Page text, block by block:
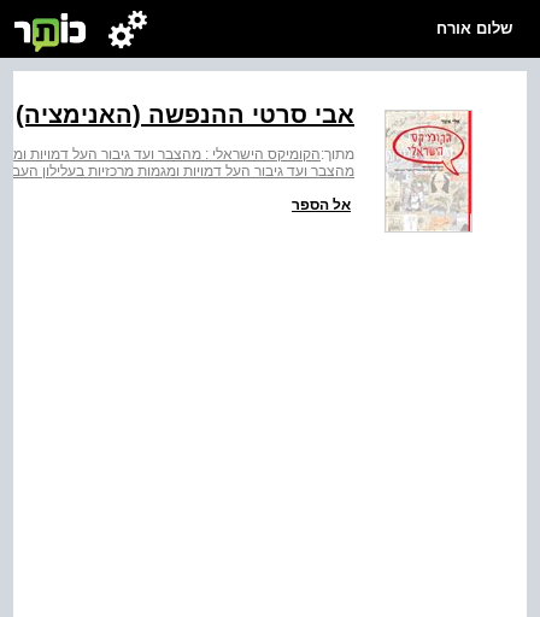
שלום אורח
אבי סרטי ההנפשה (האנימציה)
מתוך:הקומיקס הישראלי : מהצבר ועד גיבור העל דמויות ומגמות
מהצבר ועד גיבור העל דמויות ומגמות מרכזיות בעלילון העברי 1935-
אל הספר